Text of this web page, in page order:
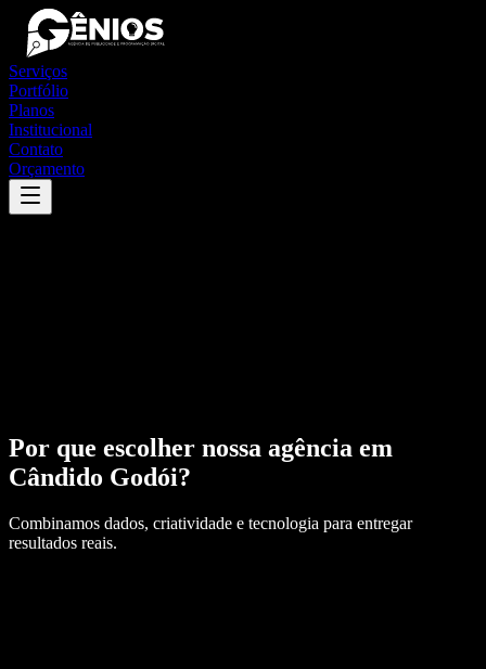
Serviços
Portfólio
Planos
Institucional
Contato
Orçamento
Por que escolher nossa agência em
Cândido Godói?
Combinamos dados, criatividade e tecnologia para entregar
resultados reais.